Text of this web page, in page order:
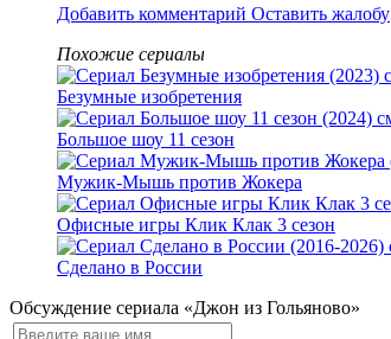
Добавить комментарий Оставить жалобу
Похожие сериалы
Безумные изобретения
Большое шоу 11 сезон
Мужик-Мышь против Жокера
Офисные игры Клик Клак 3 сезон
Сделано в России
Обсуждение сериала «Джон из Гольяново»